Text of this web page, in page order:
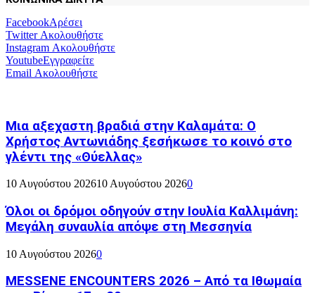
FacebookΑρέσει
TwitterΑκολουθήστε
Instagram Ακολουθήστε
YoutubeΕγγραφείτε
Email Ακολουθήστε
Μια αξεχαστη βραδιά στην Καλαμάτα: Ο
Χρήστος Αντωνιάδης ξεσήκωσε το κοινό στο
γλέντι της «Θύελλας»
10 Αυγούστου 202610 Αυγούστου 20260
Όλοι οι δρόμοι οδηγούν στην Ιουλία Καλλιμάνη:
Μεγάλη συναυλία απόψε στη Μεσσηνία
10 Αυγούστου 20260
MESSENE ENCOUNTERS 2026 – Από τα Ιθωμαία